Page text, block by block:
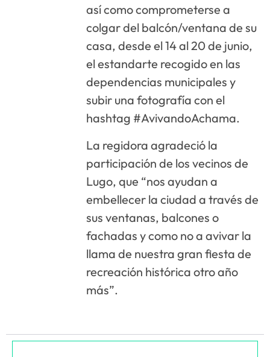
así como comprometerse a
colgar del balcón/ventana de su
casa, desde el 14 al 20 de junio,
el estandarte recogido en las
dependencias municipales y
subir una fotografía con el
hashtag #AvivandoAchama.
La regidora agradeció la
participación de los vecinos de
Lugo, que “nos ayudan a
embellecer la ciudad a través de
sus ventanas, balcones o
fachadas y como no a avivar la
llama de nuestra gran fiesta de
recreación histórica otro año
más”.